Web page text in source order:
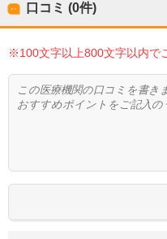
口コミ (0件)
※100文字以上800文字以内で